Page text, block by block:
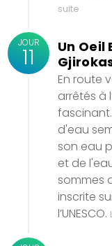
suite
JOUR
11
Un
En route
arrêtés à
d'eau
son eau
et de
sommes
inscrite
l’UNESCO.